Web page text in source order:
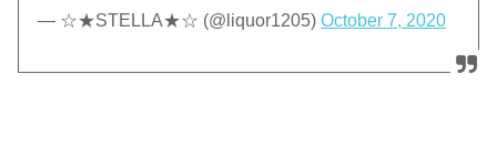
— ☆★STELLA★☆ (@liquor1205)October 7, 2020